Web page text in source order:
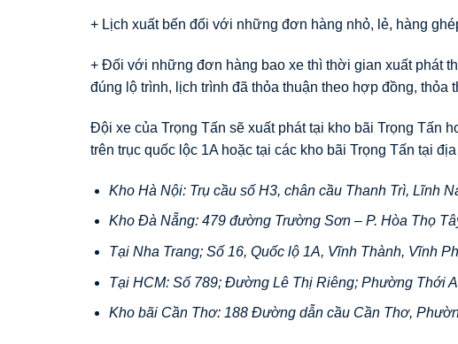
+ Lịch xuất bến đối với những đơn hàng nhỏ, lẻ, hàng
+ Đối với những đơn hàng bao xe thì thời gian xuất phát
đúng lộ trình, lịch trình đã thỏa thuận theo hợp đồng, thỏa
Đội xe của Trọng Tấn sẽ xuất phát tại kho bãi Trọng Tấn
trên trục quốc lộc 1A hoặc tại các kho bãi Trọng Tấn tại
Kho Hà Nội: Trụ cầu số H3, chân cầu Thanh Trì, Lĩnh
Kho Đà Nẵng: 479 đường Trường Sơn – P. Hòa Thọ
Tại Nha Trang; Số 16, Quốc lộ 1A, Vĩnh Thành, Vĩnh
Tại HCM: Số 789; Đường Lê Thị Riêng; Phường Thới
Kho bãi Cần Thơ: 188 Đường dẫn cầu Cần Thơ,